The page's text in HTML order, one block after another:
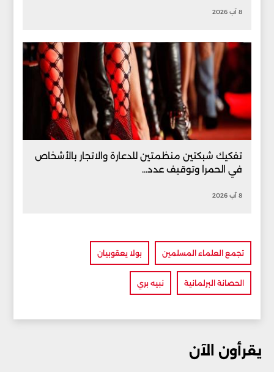
8 آب 2026
تفكيك شبكتين منظمتين للدعارة والاتجار بالأشخاص
في الحمرا وتوقيف عدد...
8 آب 2026
تجمع العلماء المسلمين بولا يعقوبيان
الحصانة البرلمانية نبيه بري
يقرأون الآن